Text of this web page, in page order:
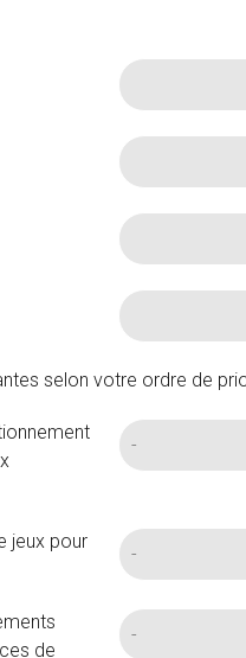
selon votre ordre de
jeux pour
de